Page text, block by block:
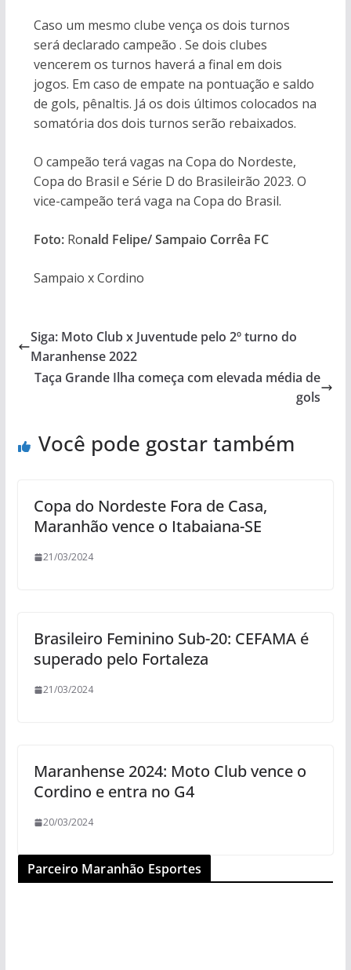
Caso um mesmo clube vença os dois turnos
será declarado campeão . Se dois clubes
vencerem os turnos haverá a final em dois
jogos. Em caso de empate na pontuação e saldo
de gols, pênaltis. Já os dois últimos colocados na
somatória dos dois turnos serão rebaixados.
O campeão terá vagas na Copa do Nordeste,
Copa do Brasil e Série D do Brasileirão 2023. O
vice-campeão terá vaga na Copa do Brasil.
Foto:Ronald Felipe/ Sampaio Corrêa FC
Sampaio x Cordino
Siga: Moto Club x Juventude pelo 2º turno do
Maranhense 2022
Taça Grande Ilha começa com elevada média de
gols
Você pode gostar também
Copa do Nordeste Fora de Casa,
Maranhão vence o Itabaiana-SE
21/03/2024
Brasileiro Feminino Sub-20: CEFAMA é
superado pelo Fortaleza
21/03/2024
Maranhense 2024: Moto Club vence o
Cordino e entra no G4
20/03/2024
Parceiro Maranhão Esportes